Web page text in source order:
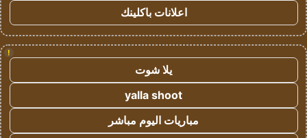
اعلانات باكلينك
!
يلا شوت
yalla shoot
مباريات اليوم مباشر